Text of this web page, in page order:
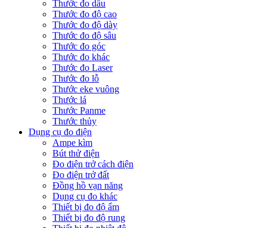
Thước đo dầu
Thước đo độ cao
Thước đo độ dày
Thước đo độ sâu
Thước đo góc
Thước đo khác
Thước đo Laser
Thước đo lỗ
Thước eke vuông
Thước lá
Thước Panme
Thước thủy
Dụng cụ đo điện
Ampe kìm
Bút thử điện
Đo điện trở cách điện
Đo điện trở đất
Đồng hồ vạn năng
Dụng cụ đo khác
Thiết bị đo độ ẩm
Thiết bị đo độ rung